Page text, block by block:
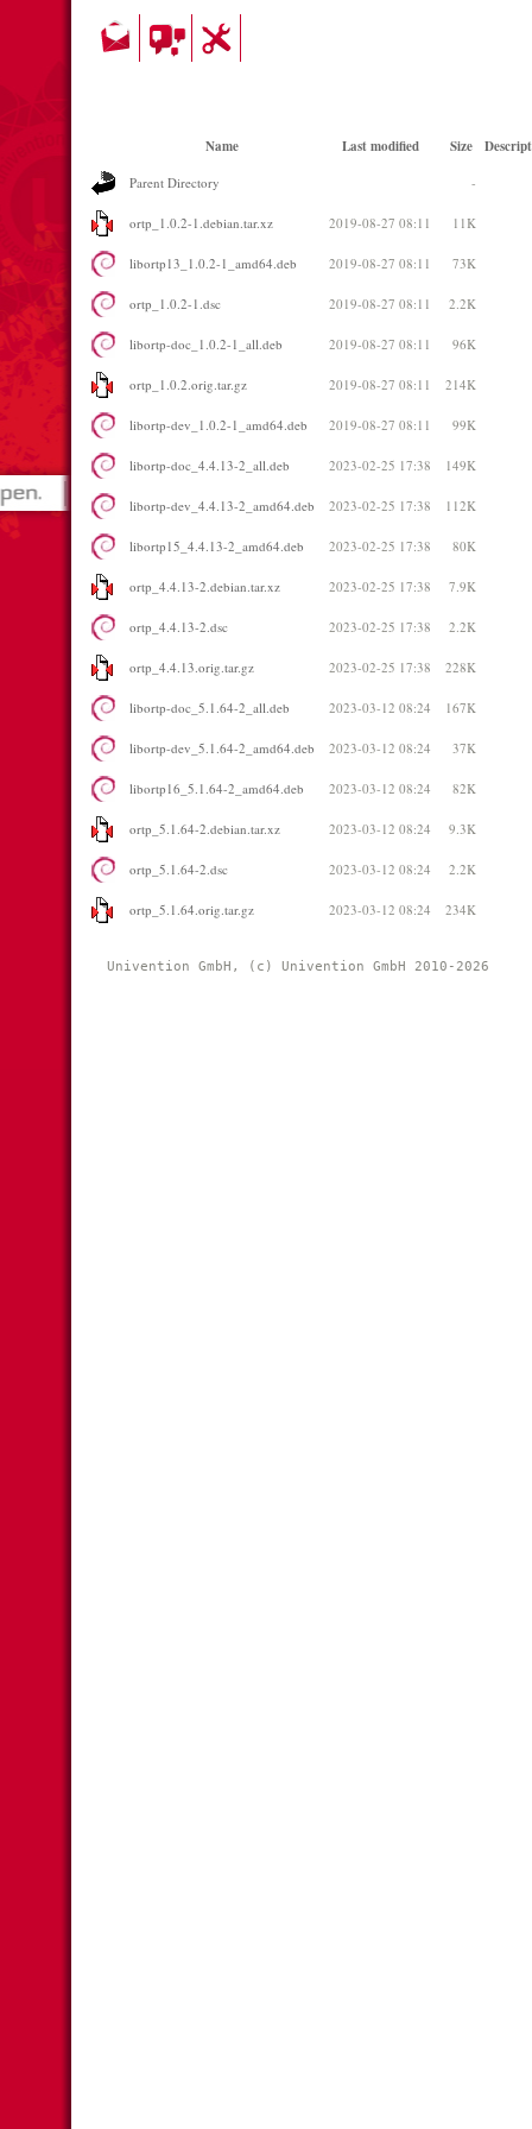
Name Last modified Size
Parent Directory -
ortp_1.0.2-1.debian.tar.xz 2019-08-27 08:11 11K
libortp13_1.0.2-1_amd64.deb 2019-08-27 08:11 73K
ortp_1.0.2-1.dsc 2019-08-27 08:11 2.2K
libortp-doc_1.0.2-1_all.deb 2019-08-27 08:11 96K
ortp_1.0.2.orig.tar.gz 2019-08-27 08:11 214K
libortp-dev_1.0.2-1_amd64.deb 2019-08-27 08:11 99K
libortp-doc_4.4.13-2_all.deb 2023-02-25 17:38 149K
libortp-dev_4.4.13-2_amd64.deb 2023-02-25 17:38 112K
libortp15_4.4.13-2_amd64.deb 2023-02-25 17:38 80K
ortp_4.4.13-2.debian.tar.xz 2023-02-25 17:38 7.9K
ortp_4.4.13-2.dsc 2023-02-25 17:38 2.2K
ortp_4.4.13.orig.tar.gz 2023-02-25 17:38 228K
libortp-doc_5.1.64-2_all.deb 2023-03-12 08:24 167K
libortp-dev_5.1.64-2_amd64.deb 2023-03-12 08:24 37K
libortp16_5.1.64-2_amd64.deb 2023-03-12 08:24 82K
ortp_5.1.64-2.debian.tar.xz 2023-03-12 08:24 9.3K
ortp_5.1.64-2.dsc 2023-03-12 08:24 2.2K
ortp_5.1.64.orig.tar.gz 2023-03-12 08:24 234K
Univention GmbH, (c) Univention GmbH 2010-2026